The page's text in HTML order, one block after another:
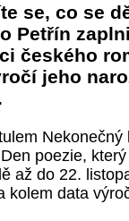
se, co se
Petřín
českého
jeho
poezie,
až do 22.
kolem data